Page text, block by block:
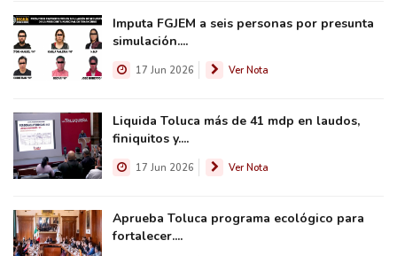
Imputa FGJEM a seis personas por presunta
simulación....
17 Jun 2026 Ver Nota
Liquida Toluca más de 41 mdp en laudos,
finiquitos y....
17 Jun 2026 Ver Nota
Aprueba Toluca programa ecológico para
fortalecer....